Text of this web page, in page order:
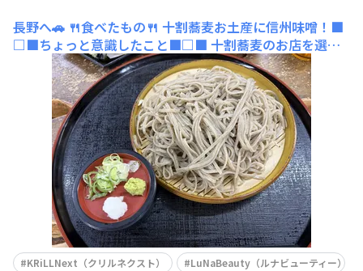
長野へ🚗 🍴食べたもの🍴 十割蕎麦お土産に信州味噌！■
□■ちょっと意識したこと■□■ 十割蕎麦のお店を選ん
だこと。信州味噌は原材料を見て国産にしました！信州味
噌なのに大豆は"カナダ又はアメリカ"のものもありました
💦どこ行っても混んでいて、ゆっくりお土産を見ることが
できませんでした😩さすがG
KRiLLNext（クリルネクスト）
LuNaBeauty（ルナビューティー）